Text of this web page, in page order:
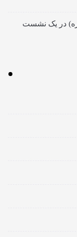
در یک نشست